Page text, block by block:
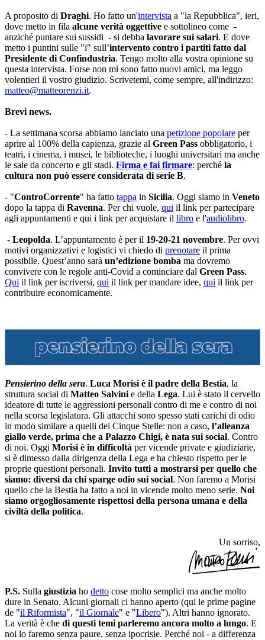
A proposito di Draghi. Ho fatto un'intervista a "la Repubblica", ieri,
dove metto in fila alcune verità oggettive e sottolineo come -
anziché puntare sui sussidi - si debba lavorare sui salari. E dove
metto i puntini sulle "i" sull’intervento contro i partiti fatto dal
Presidente di Confindustria. Tengo molto alla vostra opinione su
questa intervista. Forse non mi sono fatto nuovi amici, ma leggo
volentieri il vostro giudizio. Scrivetemi, come sempre, all'indirizzo:
matteo@matteorenzi.it.
Brevi news.
- La settimana scorsa abbiamo lanciato una petizione popolare per
aprire al 100% della capienza, grazie al Green Pass obbligatorio, i
teatri, i cinema, i musei, le biblioteche, i luoghi universitari ma anche
le sale da concerto e gli stadi. Firma e fai firmare: perché la
cultura non può essere considerata di serie B.
- "ControCorrente" ha fatto tappa in Sicilia. Oggi siamo in Veneto
dopo la tappa di Ravenna. Per chi vuole, qui il link per partecipare
agli appuntamenti e qui i link per acquistare il libro e l'audiolibro.
- Leopolda. L’appuntamento è per il 19-20-21 novembre. Per ovvi
motivi organizzativi e logistici vi chiedo di prenotare il prima
possibile. Quest’anno sarà un’edizione bomba ma dovremo
convivere con le regole anti-Covid a cominciare dal Green Pass.
Qui il link per iscriversi, qui il link per mandare idee, qui il link per
contribuire economicamente.
Pensierino della sera. Luca Morisi è il padre della Bestia, la
struttura social di Matteo Salvini e della Lega. Lui è stato il cervello
ideatore di tutte le aggressioni personali contro di me e contro di noi
nella scorsa legislatura. Gli attacchi sono spesso stati carichi di odio
in modo similare a quelli dei Cinque Stelle: non a caso, l’alleanza
giallo verde, prima che a Palazzo Chigi, è nata sui social. Contro
di noi. Oggi Morisi è in difficoltà per vicende private e giudiziarie,
si è dimesso dalla dirigenza della Lega e ha chiesto rispetto per le
proprie questioni personali. Invito tutti a mostrarsi per quello che
siamo: diversi da chi sparge odio sui social. Non faremo a Morisi
quello che la Bestia ha fatto a noi in vicende molto meno serie. Noi
siamo orgogliosamente rispettosi della persona umana e della
civiltà della politica.
Un sorriso,
P.S. Sulla giustizia ho detto cose molto semplici ma anche molto
dure in Senato. Alcuni giornali ci hanno aperto (qui le prime pagine
de "il Riformista", "il Giornale" e "Libero"). Altri hanno ignorato.
La verità è che di questi temi parleremo ancora molto a lungo. E
noi lo faremo senza paure, senza ipocrisie. Perché noi - a differenza